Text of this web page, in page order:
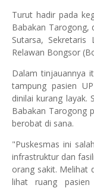
Turut hadir pada
Babakan Tarogong,
Sutarsa, Sekretaris
Relawan Bongsor
Dalam tinjauannya
tampung pasien
dinilai kurang layak.
Babakan Tarogong
berobat di sana.
"Puskesmas ini
infrastruktur dan
orang sakit. Melihat
lihat ruang